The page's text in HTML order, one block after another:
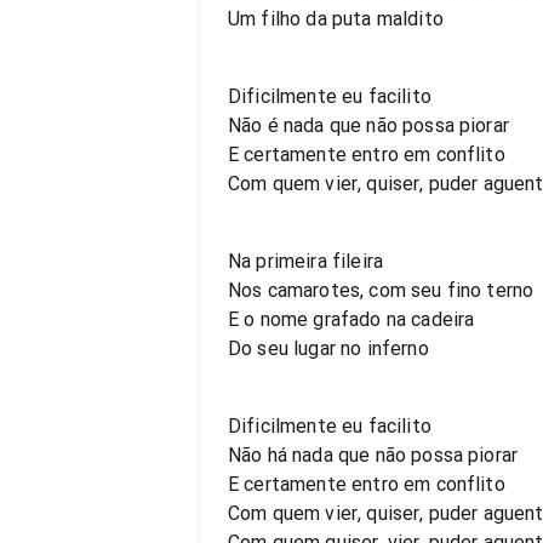
Um filho da puta maldito
Dificilmente eu facilito
Não é nada que não possa piorar
E certamente entro em conflito
Com quem vier, quiser, puder
Na primeira fileira
Nos camarotes, com seu fino terno
E o nome grafado na cadeira
Do seu lugar no inferno
Dificilmente eu facilito
Não há nada que não possa piorar
E certamente entro em conflito
Com quem vier, quiser, puder